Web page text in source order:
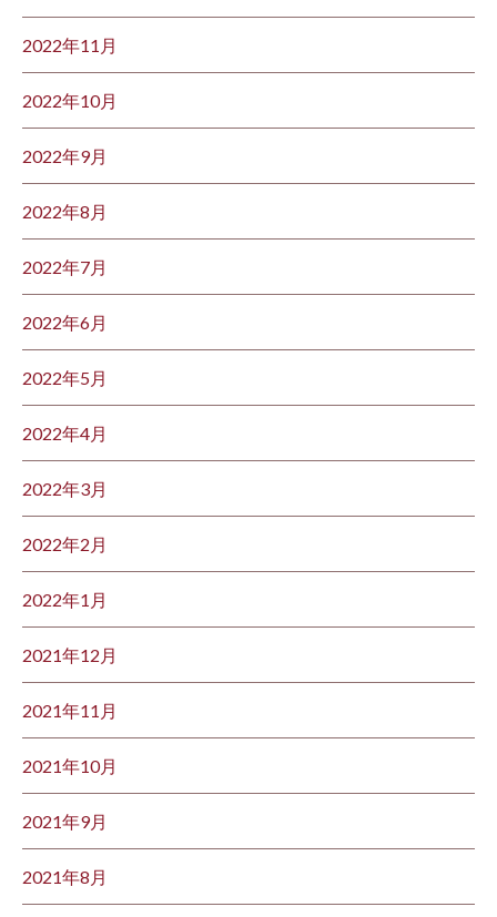
2022年11月
2022年10月
2022年9月
2022年8月
2022年7月
2022年6月
2022年5月
2022年4月
2022年3月
2022年2月
2022年1月
2021年12月
2021年11月
2021年10月
2021年9月
2021年8月